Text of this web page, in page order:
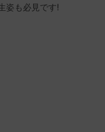
姿も必見です!